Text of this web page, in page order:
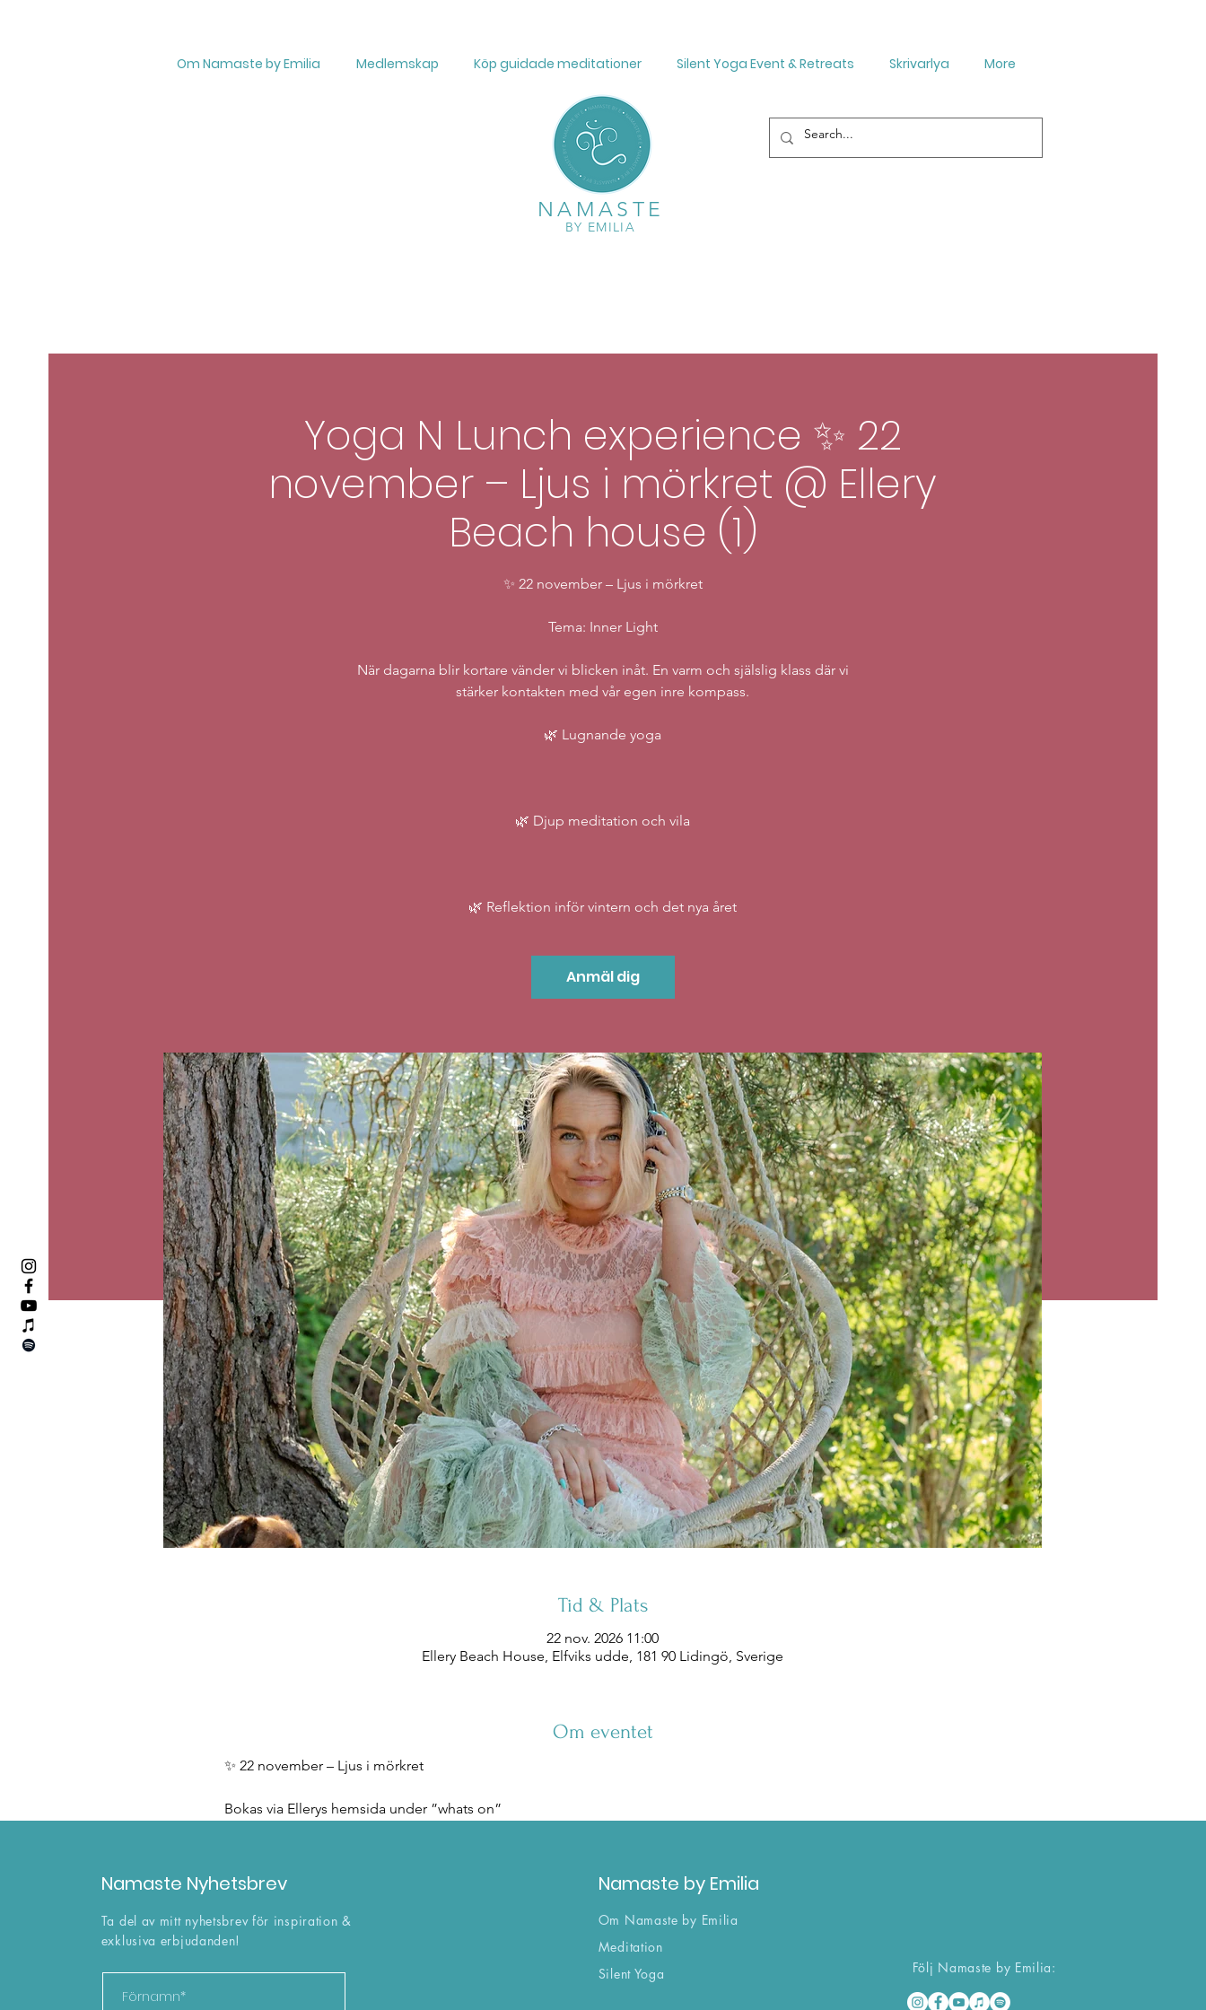
NAMASTE
BY EMILIA
Om Namaste by Emilia Medlemskap Köp guidade meditationer Silent Yoga Event & Retreats Skrivarlya More
Yoga N Lunch experience ✨ 22
november – Ljus i mörkret @ Ellery
Beach house (1)
✨ 22 november – Ljus i mörkret
Tema: Inner Light
När dagarna blir kortare vänder vi blicken inåt. En varm och själslig klass där vi
stärker kontakten med vår egen inre kompass.
🌿 Lugnande yoga
🌿 Djup meditation och vila
Anmäl dig
Tid & Plats
22 nov. 2026 11:00
Ellery Beach House, Elfviks udde, 181 90 Lidingö, Sverige
Om eventet
✨ 22 november – Ljus i mörkret
Bokas via Ellerys hemsida under ”whats on”
Namaste Nyhetsbrev
Ta del av mitt nyhetsbrev för inspiration &
exklusiva erbjudanden!
Namaste by Emilia
Om Namaste by Emilia
Meditation
Silent Yoga
Följ Namaste by Emilia: